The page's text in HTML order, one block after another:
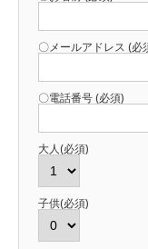
〇メールアドレス (必
〇電話番号 (必須)
大人(必須)
子供(必須)